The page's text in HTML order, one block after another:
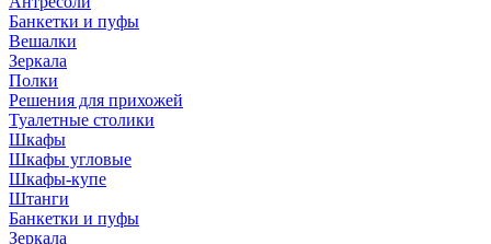
Банкетки и пуфы
Вешалки
Зеркала
Полки
Решения для прихожей
Туалетные столики
Шкафы
Шкафы угловые
Шкафы-купе
Штанги
Банкетки и пуфы
Зеркала